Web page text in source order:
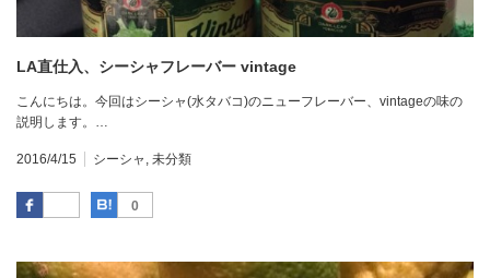
LA直仕入、シーシャフレーバー vintage
こんにちは。今回はシーシャ(水タバコ)のニューフレーバー、vintageの味の
説明します。…
2016/4/15 シーシャ , 未分類
Facebook 0
はてなブックマーク